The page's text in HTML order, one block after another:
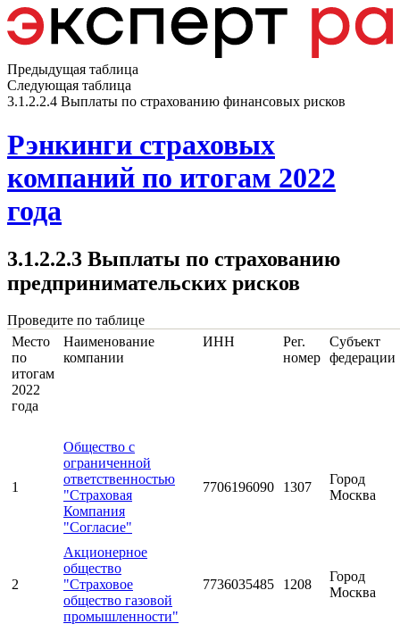
Предыдущая таблица
Следующая таблица
3.1.2.2.4 Выплаты по страхованию финансовых рисков
Рэнкинги страховых
компаний по итогам 2022
года
3.1.2.2.3 Выплаты по страхованию
предпринимательских рисков
Проведите по таблице
Место
по
итогам
2022
года
Наименование
компании
ИНН
Рег.
номер
Субъект
федерации
1
Общество с
ограниченной
ответственностью
"Страховая
Компания
"Согласие"
7706196090 1307
Город
Москва
2
Акционерное
общество
"Страховое
общество газовой
промышленности"
7736035485 1208
Город
Москва